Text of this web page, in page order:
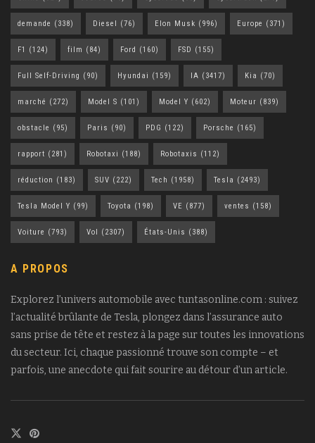
demande (338) Diesel (76) Elon Musk (996) Europe (371)
F1 (124) film (84) Ford (160) FSD (155)
Full Self-Driving (90) Hyundai (159) IA (3417) Kia (70)
marché (272) Model S (101) Model Y (602) Moteur (839)
obstacle (95) Paris (90) PDG (122) Porsche (165)
rapport (281) Robotaxi (188) Robotaxis (112)
réduction (183) SUV (222) Tech (1958) Tesla (2493)
Tesla Model Y (99) Toyota (198) VE (877) ventes (158)
Voiture (793) Vol (2307) États-Unis (388)
A PROPOS
Explorez l’univers automobile avec tuntasonline.com : suivez
l’actualité brûlante de Tesla, plongez dans l’assurance auto
sans prise de tête et restez à la page sur toutes les innovations
du secteur. Ici, chaque passionné trouve son compte – et
parfois, une anecdote qui fait sourire au détour d’un article.